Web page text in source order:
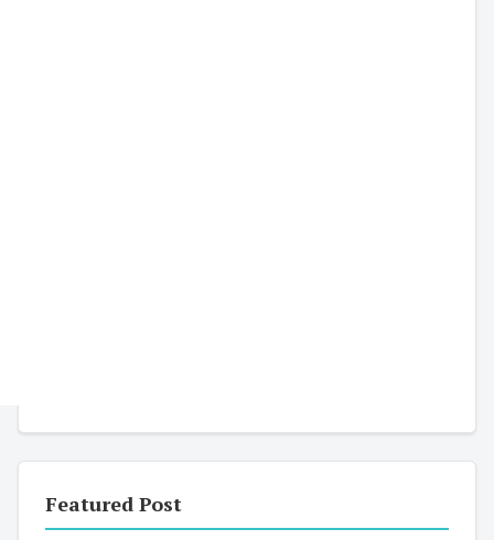
Featured Post